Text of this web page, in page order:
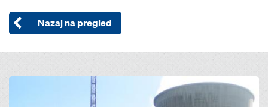
Nazaj na pregled
Open